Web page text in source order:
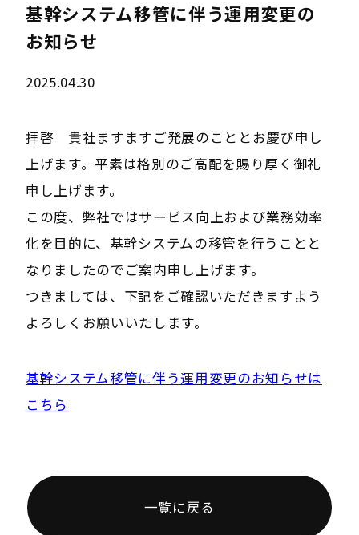
基幹システム移管に伴う運用変更の
お知らせ
2025.04.30
拝啓 貴社ますますご発展のこととお慶び申し
上げます。平素は格別のご高配を賜り厚く御礼
申し上げます。
この度、弊社ではサービス向上および業務効率
化を目的に、基幹システムの移管を行うことと
なりましたのでご案内申し上げます。
つきましては、下記をご確認いただきますよう
よろしくお願いいたします。
基幹システム移管に伴う運用変更のお知らせは
こちら
一覧に戻る